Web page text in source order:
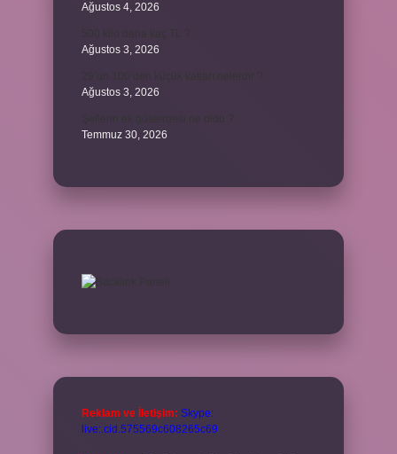
Ağustos 4, 2026
Ağustos 3, 2026
Ağustos 3, 2026
Temmuz 30, 2026
Reklam ve İletişim: Skype:
live:.cid.575569c608265c69